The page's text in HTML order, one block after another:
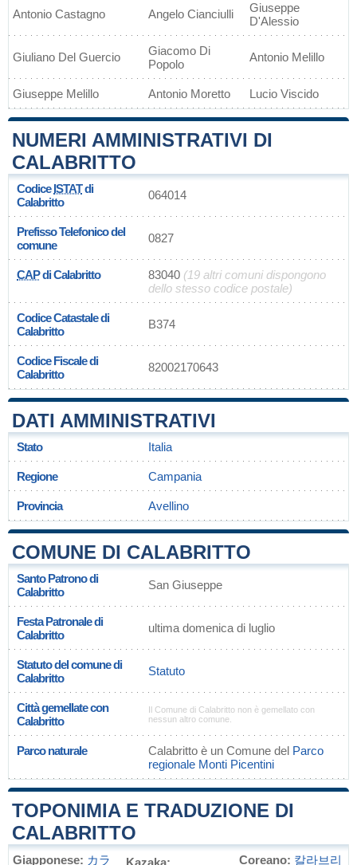
Antonio Castagno Angelo Cianciulli
Giuseppe
D'Alessio
Giuliano Del Guercio
Giacomo Di
Popolo
Antonio Melillo
Giuseppe Melillo Antonio Moretto Lucio Viscido
NUMERI AMMINISTRATIVI DI
CALABRITTO
CodiceISTATdi
Calabritto
064014
Prefisso Telefonico del
comune
0827
CAPdi Calabritto 83040 (19 altri comuni dispongono
dello stesso codice postale)
Codice Catastale di
Calabritto
B374
Codice Fiscale di
Calabritto
82002170643
DATI AMMINISTRATIVI
Stato Italia
Regione Campania
Provincia Avellino
COMUNE DI CALABRITTO
Santo Patrono di
Calabritto
San Giuseppe
Festa Patronale di
Calabritto
ultima domenica di luglio
Statuto del comune di
Calabritto
Statuto
Città gemellate con
Calabritto
Il Comune di Calabritto non è gemellato con
nessun altro comune.
Parco naturale Calabritto è un Comune del Parco
regionale Monti Picentini
TOPONIMIA E TRADUZIONE DI
CALABRITTO
Giapponese: カラ Kazaka: Coreano: 칼라브리